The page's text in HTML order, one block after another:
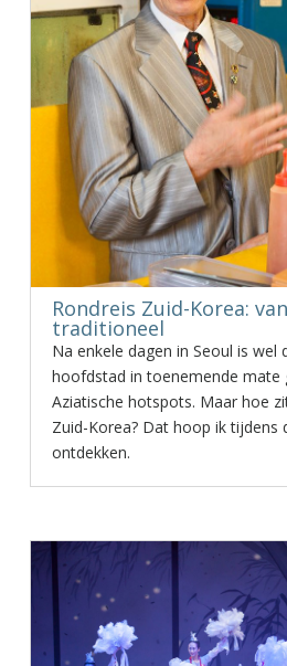
Rondreis Zuid-Korea:
traditioneel
Na enkele dagen in Seoul is wel
hoofdstad in toenemende mate
Aziatische hotspots. Maar hoe
Zuid-Korea? Dat hoop ik tijdens
ontdekken.